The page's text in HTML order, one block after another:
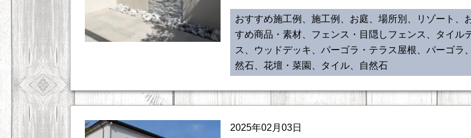
おすすめ施工例、施工例、お庭、場所別、リゾート、
すめ商品・素材、フェンス・目隠しフェンス、タイル
ス、ウッドデッキ、パーゴラ・テラス屋根、パーゴラ
然石、花壇・菜園、タイル、自然石
2025年02月03日